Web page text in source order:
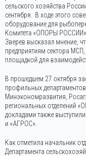
сельского хозяйства
сентября. В ходе этого
оборудование для
Комитета «ОПОРЫ РОССИИ»
Зверев высказал мнение,
предприятиям сектора
площадкой для
В прошедшем 27 октября
профильных
Минэкономразвития,
региональных отделений
докладами также
и «АГРОС».
Как отметила начальник
Департамента